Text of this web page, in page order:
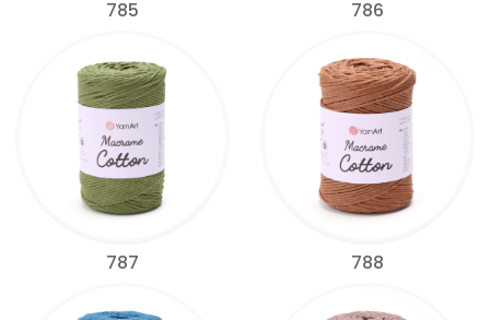
785 786
787 788